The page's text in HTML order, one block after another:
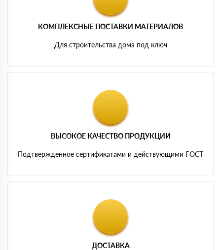
КОМПЛЕКСНЫЕ ПОСТАВКИ МАТЕРИАЛОВ
Для строительства дома под ключ
ВЫСОКОЕ КАЧЕСТВО ПРОДУКЦИИ
Подтвержденное сертификатами и действующими ГОСТ
ДОСТАВКА